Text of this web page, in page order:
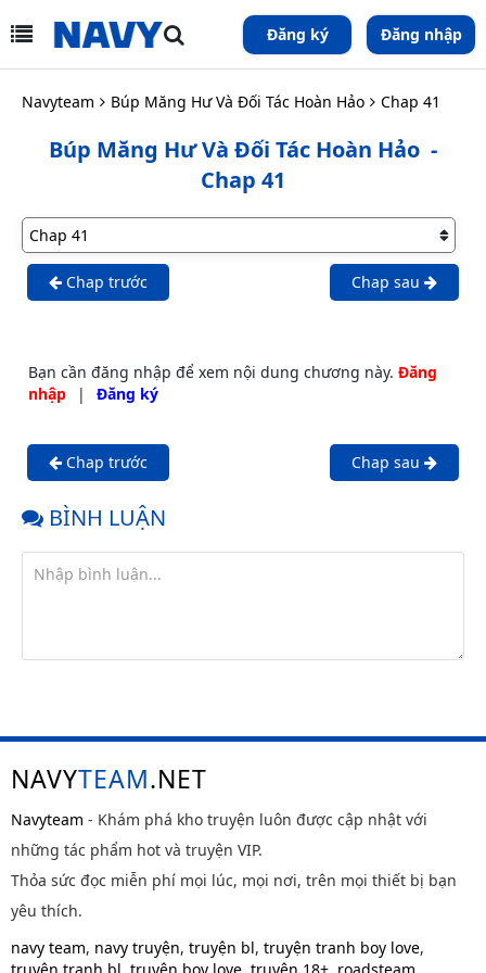
Đăng ký Đăng nhập
Navyteam Búp Măng Hư Và Đối Tác Hoàn Hảo Chap 41
Búp Măng Hư Và Đối Tác Hoàn Hảo -
Chap 41
Chap trước Chap sau
Bạn cần đăng nhập để xem nội dung chương này. Đăng
nhập
| Đăng ký
Chap trước Chap sau
BÌNH LUẬN
NAVYTEAM.NET
Navyteam - Khám phá kho truyện luôn được cập nhật với
những tác phẩm hot và truyện VIP.
Thỏa sức đọc miễn phí mọi lúc, mọi nơi, trên mọi thiết bị bạn
yêu thích.
navy team, navy truyện, truyện bl, truyện tranh boy love,